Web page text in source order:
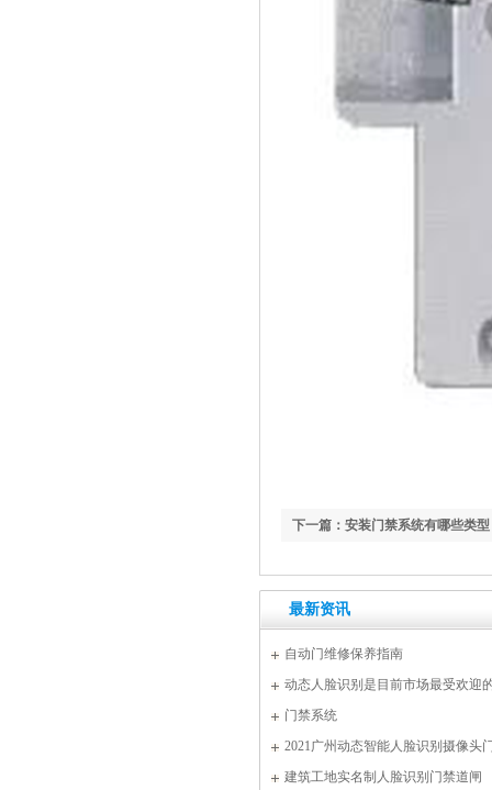
下一篇：安装门禁系统有哪些类
最新资讯
自动门维修保养指南
动态人脸识别是目前市场最受欢迎
门禁系统
2021广州动态智能人脸识别摄像头
建筑工地实名制人脸识别门禁道闸